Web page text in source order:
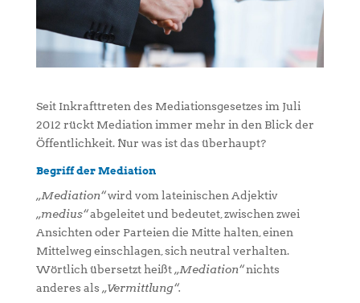
Seit Inkrafttreten des Mediationsgesetzes im Juli
2012 rückt Mediation immer mehr in den Blick der
Öffentlichkeit. Nur was ist das überhaupt?
Begriff der Mediation
„Mediation“wird vom lateinischen Adjektiv
„medius“abgeleitet und bedeutet, zwischen zwei
Ansichten oder Parteien die Mitte halten, einen
Mittelweg einschlagen, sich neutral verhalten.
Wörtlich übersetzt heißt „Mediation“nichts
anderes als „Vermittlung“.